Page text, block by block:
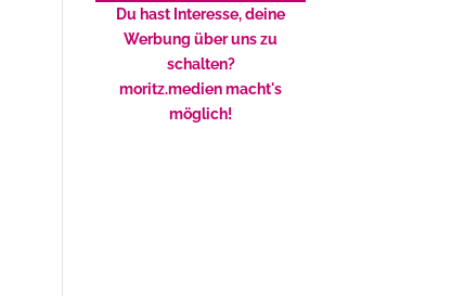
Du hast Interesse, deine
Werbung über uns zu
schalten?
moritz.medien macht's
möglich!